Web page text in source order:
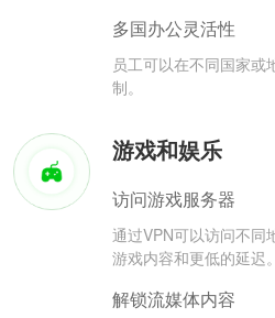
多国办公灵活性
员工可以在不同国家或
制。
游戏和娱乐
访问游戏服务器
通过VPN可以访问不同
游戏内容和更低的延迟。
解锁流媒体内容